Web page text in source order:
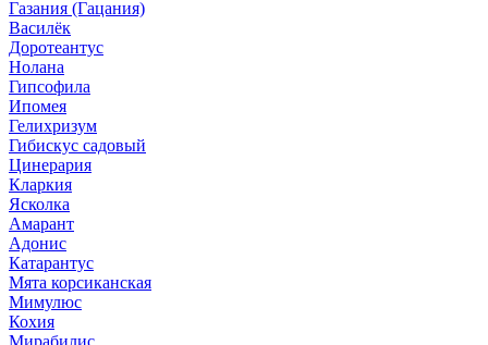
Газания (Гацания)
Василёк
Доротеантус
Нолана
Гипсофила
Ипомея
Гелихризум
Гибискус садовый
Цинерария
Кларкия
Ясколка
Амарант
Адонис
Катарантус
Мята корсиканская
Мимулюс
Кохия
Мирабилис